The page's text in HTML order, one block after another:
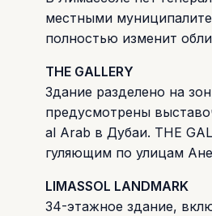
местными
полностью изменит
THE GALLERY
Здание разделено на
предусмотрены
al Arab в Дубаи. THE
гуляющим по улицам
LIMASSOL LANDMARK
34-этажное здание,